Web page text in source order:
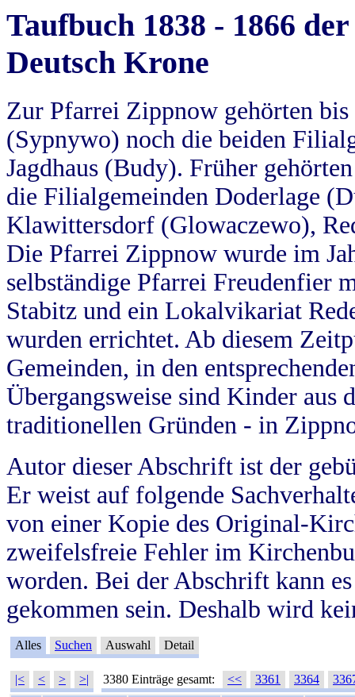
Taufbuch 1838 - 1866
Deutsch Krone
Zur Pfarrei Zippnow gehörten
(Sypnywo) noch die beiden
Jagdhaus (Budy). Früher
die Filialgemeinden Doderlage
Klawittersdorf (Glowaczewo),
Die Pfarrei Zippnow wurde im
selbständige Pfarrei Freudenfier
Stabitz und ein Lokalvikariat
wurden errichtet. Ab diesem
Gemeinden, in den
Übergangsweise sind Kinder aus
traditionellen Gründen - in
Autor dieser Abschrift ist der
Er weist auf folgende
von einer Kopie des Original-
zweifelsfreie Fehler im
worden. Bei der Abschrift kann
gekommen sein. Deshalb wird
Alles Suchen Auswahl Detail
|< < > >| 3380 Einträge gesamt: << 3361 3364